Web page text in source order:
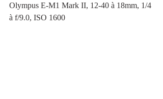
Olympus E-M1 Mark II, 12-40 à 18mm, 1/4
à f/9.0, ISO 1600